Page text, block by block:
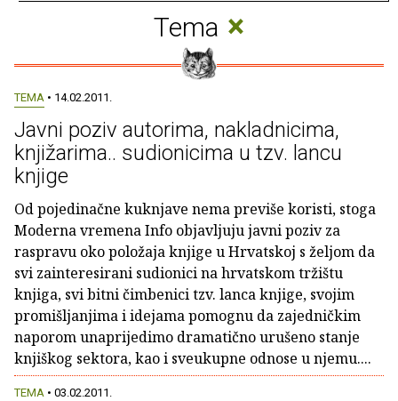
Tema ×
TEMA • 14.02.2011.
Javni poziv autorima, nakladnicima,
knjižarima.. sudionicima u tzv. lancu
knjige
Od pojedinačne kuknjave nema previše koristi, stoga
Moderna vremena Info objavljuju javni poziv za
raspravu oko položaja knjige u Hrvatskoj s željom da
svi zainteresirani sudionici na hrvatskom tržištu
knjiga, svi bitni čimbenici tzv. lanca knjige, svojim
promišljanjima i idejama pomognu da zajedničkim
naporom unaprijedimo dramatično urušeno stanje
knjiškog sektora, kao i sveukupne odnose u njemu....
TEMA • 03.02.2011.